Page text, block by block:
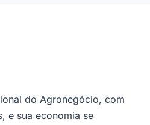
do Agronegócio, com
e sua economia se